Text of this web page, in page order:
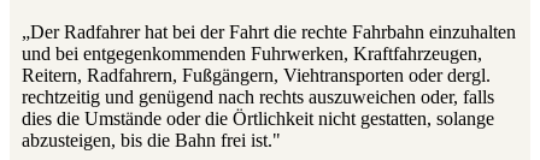
„Der Radfahrer hat bei der Fahrt die rechte Fahrbahn einzuhalten
und bei entgegenkommenden Fuhrwerken, Kraftfahrzeugen,
Reitern, Radfahrern, Fußgängern, Viehtransporten oder dergl.
rechtzeitig und genügend nach rechts auszuweichen oder, falls
dies die Umstände oder die Örtlichkeit nicht gestatten, solange
abzusteigen, bis die Bahn frei ist."